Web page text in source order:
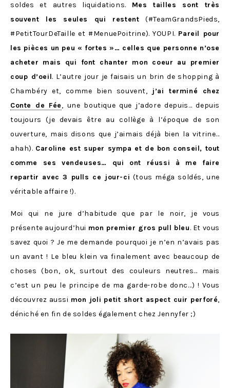
soldes et autres liquidations. Mes tailles sont très
souvent les seules qui restent (#TeamGrandsPieds,
#PetitTourDeTaille et #MenuePoitrine). YOUPI. Pareil pour
les pièces un peu « fortes »… celles que personne n’ose
acheter mais qui font chanter mon coeur au premier
coup d’oeil. L’autre jour je faisais un brin de shopping à
Chambéry et, comme bien souvent,
j’ai terminé chez
Conte de Fée, une boutique que j’adore depuis… depuis
toujours (je devais être au collège à l’époque de son
ouverture, mais disons que j’aimais déjà bien la vitrine…
ahah). Caroline est super sympa et de bon conseil, tout
comme ses vendeuses… qui ont réussi à me faire
repartir avec 3 pulls ce jour-ci (tous méga soldés, une
véritable affaire !).
Moi qui ne jure d’habitude que par le noir, je vous
présente aujourd’hui mon premier gros pull bleu. Et vous
savez quoi ? Je me demande pourquoi je n’en n’avais pas
un avant ! Le bleu klein va finalement avec beaucoup de
choses (bon, ok, surtout des couleurs neutres… mais
c’est un peu le principe de ma garde-robe donc…) ! Vous
découvrez aussi mon joli petit short aspect cuir perforé,
déniché en fin de soldes également chez Jennyfer ;)